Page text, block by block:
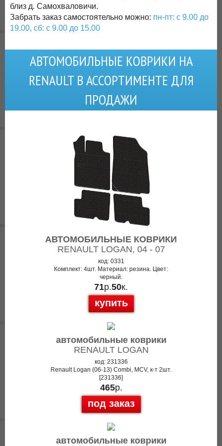
близ д. Самохваловичи.
Забрать заказ самостоятельно можно: пн-пт: с 9.00 до
19.00, сб: с 9.00 до 15.00
АВТОМОБИЛЬНЫЕ КОВРИКИ НА
RENAULT В АССОРТИМЕНТЕ ДЛЯ
ПРОДАЖИ
АВТОМОБИЛЬНЫЕ КОВРИКИ
RENAULT LOGAN, 04 - 07
код: 0331
Комплект: 4шт. Материал: резина. Цвет:
черный.
71р.50к.
купить
автомобильные коврики
RENAULT LOGAN
код: 231336
Renault Logan (06-13) Combi, MCV, к-т 2шт.
[231336]
465р.
под заказ
автомобильные коврики